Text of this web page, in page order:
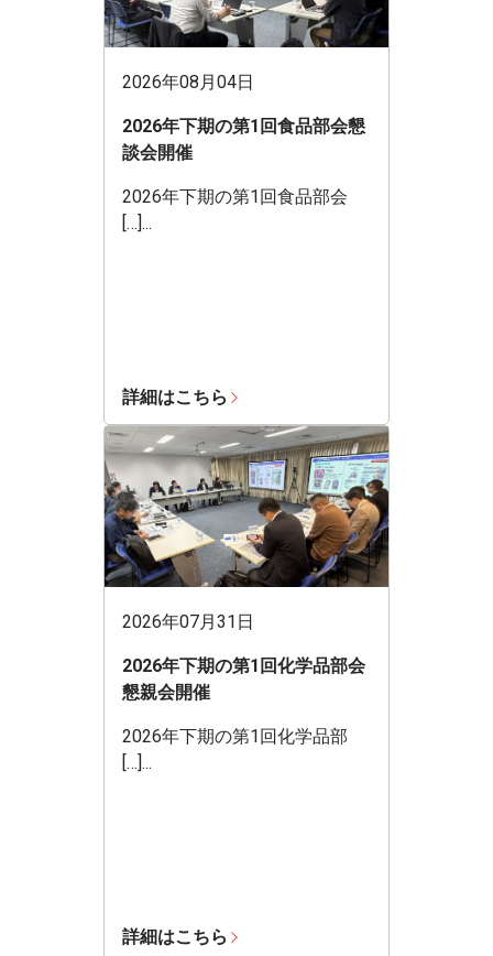
2026年08月04日
2026年下期の第1回食品部会懇
談会開催
2026年下期の第1回食品部会
[…]...
詳細はこちら
2026年07月31日
2026年下期の第1回化学品部会
懇親会開催
2026年下期の第1回化学品部
[…]...
詳細はこちら